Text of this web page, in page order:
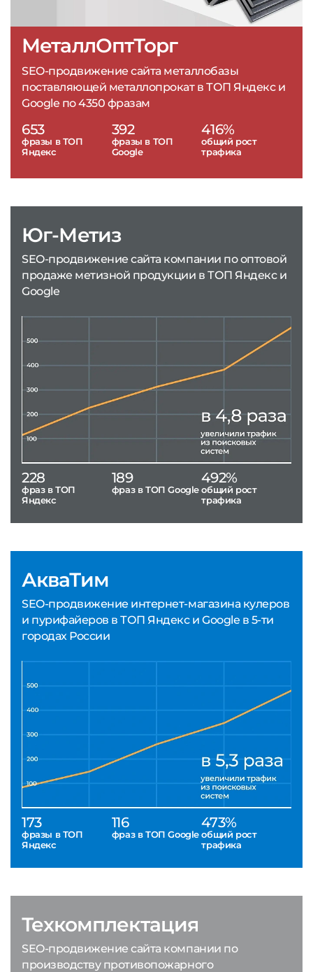
МеталлОптТорг
SEO-продвижение сайта металлобазы
поставляющей металлопрокат в ТОП Яндекс и
Google по 4350 фразам
653
фразы в ТОП
Яндекс
392
фразы в ТОП
Google
416%
общий рост
трафика
АкваТим
SEO-продвижение интернет-магазина кулеров
и пурифайеров в ТОП Яндекс и Google в 5-ти
городах России
173
фразы в ТОП
Яндекс
116
фраз в ТОП Google
473%
общий рост
трафика
Юг-Метиз
SEO-продвижение сайта компании по оптовой
продаже метизной продукции в ТОП Яндекс и
Google
228
фраз в ТОП
Яндекс
189
фраз в ТОП Google
492%
общий рост
трафика
Техкомплектация
SEO-продвижение сайта компании по
производству противопожарного